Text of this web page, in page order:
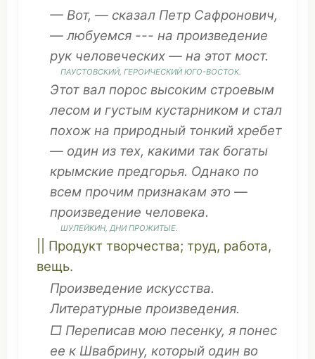
— Вот, — сказал Петр Сафронович,
—любуемся --- на произведение
рук человеческих — на этот мост.
ПАУСТОВСКИЙ, ГЕРОИЧЕСКИЙ ЮГО-ВОСТОК.
Этот вал порос высоким строевым
лесом и густым кустарником и стал
похож на природный тонкий хребет
— один из тех, какими так богаты
крымские предгорья. Однако по
всем прочим признакам это —
произведение человека.
ШУЛЕЙКИН, ДНИ ПРОЖИТЫЕ.
Продукт творчества; труд, работа,
вещь.
Произведение искусства.
Литературные произведения.
□ Переписав мою песенку, я понес
ее к Швабрину, который один во